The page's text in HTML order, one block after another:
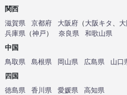
関西
滋賀県
京都府 大阪府 （大阪キタ、
兵庫県 （神戸） 奈良県
和歌山県
中国
鳥取県
島根県 岡山県 広島県
山口
四国
徳島県
香川県 愛媛県
高知県